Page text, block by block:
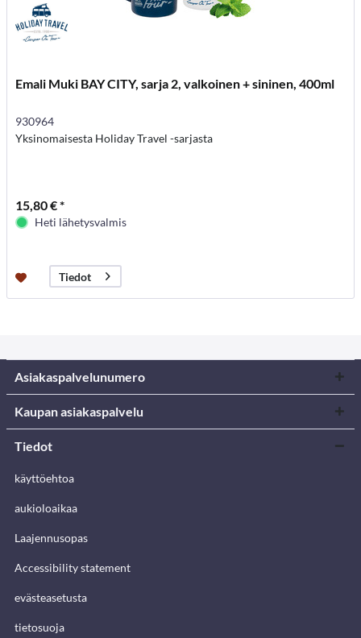
Emali Muki BAY CITY, sarja 2, valkoinen + sininen, 400ml
930964
Yksinomaisesta Holiday Travel -sarjasta
15,80 € *
Heti lähetysvalmis
Tiedot
Asiakaspalvelunumero
Kaupan asiakaspalvelu
Tiedot
käyttöehtoa
aukioloaikaa
Laajennusopas
Accessibility statement
evästeasetusta
tietosuoja